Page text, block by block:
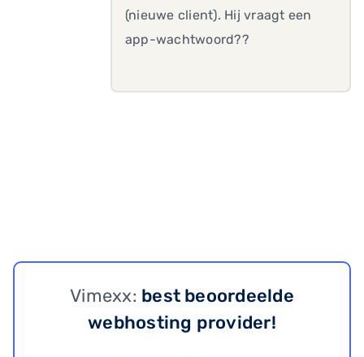
(nieuwe client). Hij vraagt een
app-wachtwoord??
Vimexx: best beoordeelde
webhosting provider!